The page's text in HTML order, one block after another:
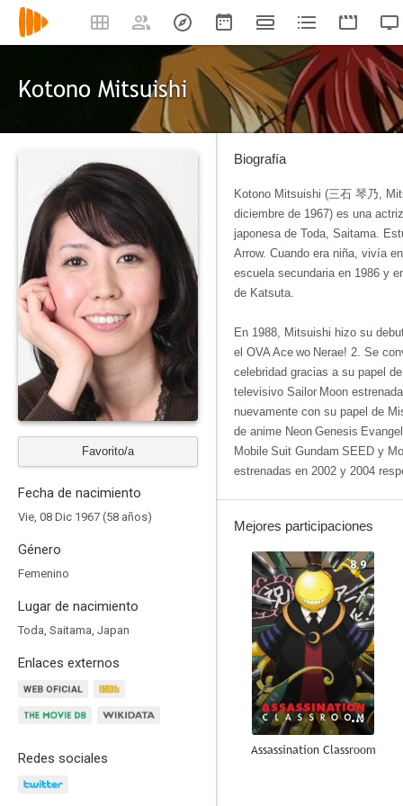
Kotono Mitsuishi
Favorito/a
Fecha de nacimiento
Vie, 08 Dic 1967 (58 años)
Género
Femenino
Lugar de nacimiento
Toda, Saitama, Japan
Enlaces externos
Redes sociales
Biografía
Kotono Mitsuishi (三石 琴乃,
diciembre de 1967) es una
japonesa de Toda, Saitama.
Arrow. Cuando era niña, vivía
escuela secundaria en 1986 y
de Katsuta.
En 1988, Mitsuishi hizo su
el OVA Ace wo Nerae! 2. Se
celebridad gracias a su papel
televisivo Sailor Moon
nuevamente con su papel de
de anime Neon Genesis
Mobile Suit Gundam SEED y
estrenadas en 2002 y 2004
Mejores participaciones
8.9
Assassination Classroom